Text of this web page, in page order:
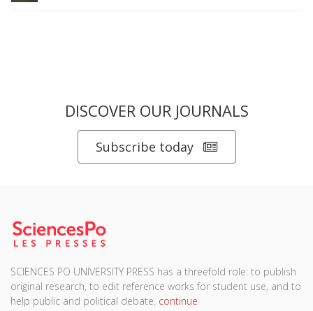
DISCOVER OUR JOURNALS
Subscribe today
SCIENCES PO UNIVERSITY PRESS has a threefold role: to publish
original research, to edit reference works for student use, and to
help public and political debate. continue